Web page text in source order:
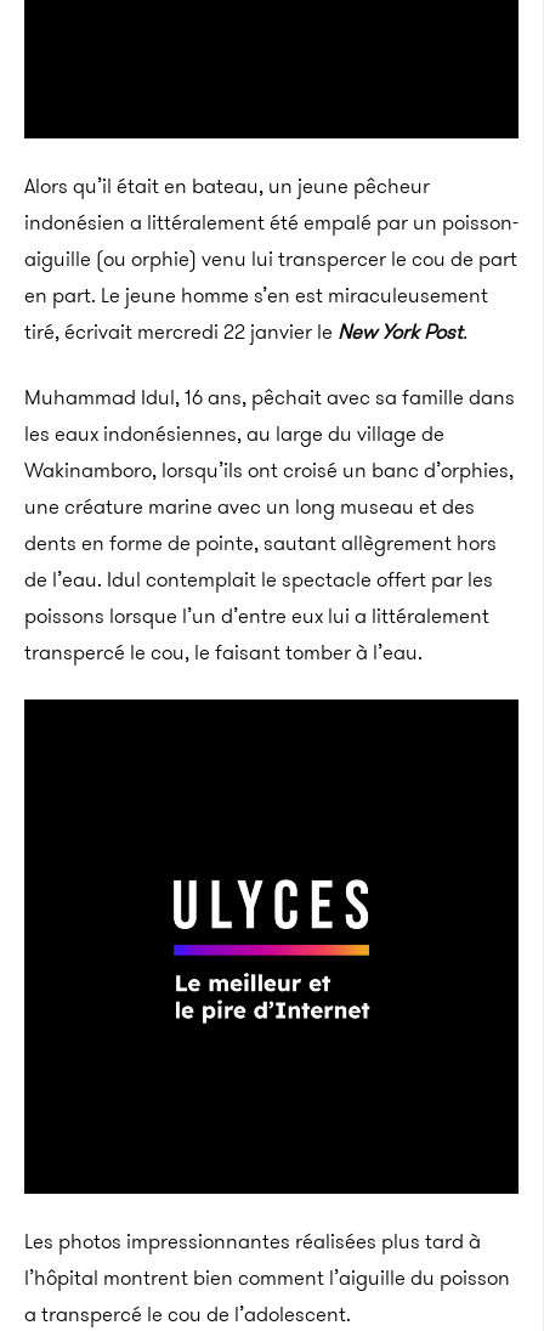
Alors qu’il était en bateau, un jeune pêcheur
indonésien a littéralement été empalé par un poisson-
aiguille (ou orphie) venu lui transpercer le cou de part
en part. Le jeune homme s’en est miraculeusement
tiré, écrivait mercredi 22 janvier le New York Post.
Muhammad Idul, 16 ans, pêchait avec sa famille dans
les eaux indonésiennes, au large du village de
Wakinamboro, lorsqu’ils ont croisé un banc d’orphies,
une créature marine avec un long museau et des
dents en forme de pointe, sautant allègrement hors
de l’eau. Idul contemplait le spectacle offert par les
poissons lorsque l’un d’entre eux lui a littéralement
transpercé le cou, le faisant tomber à l’eau.
Les photos impressionnantes réalisées plus tard à
l’hôpital montrent bien comment l’aiguille du poisson
a transpercé le cou de l’adolescent.